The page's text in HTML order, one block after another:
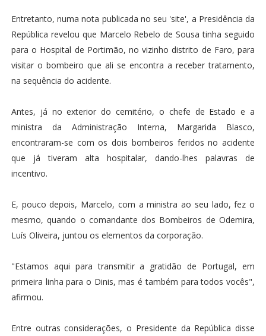
Entretanto, numa nota publicada no seu 'site', a Presidência da
República revelou que Marcelo Rebelo de Sousa tinha seguido
para o Hospital de Portimão, no vizinho distrito de Faro, para
visitar o bombeiro que ali se encontra a receber tratamento,
na sequência do acidente.
Antes, já no exterior do cemitério, o chefe de Estado e a
ministra da Administração Interna, Margarida Blasco,
encontraram-se com os dois bombeiros feridos no acidente
que já tiveram alta hospitalar, dando-lhes palavras de
incentivo.
E, pouco depois, Marcelo, com a ministra ao seu lado, fez o
mesmo, quando o comandante dos Bombeiros de Odemira,
Luís Oliveira, juntou os elementos da corporação.
"Estamos aqui para transmitir a gratidão de Portugal, em
primeira linha para o Dinis, mas é também para todos vocês",
afirmou.
Entre outras considerações, o Presidente da República disse